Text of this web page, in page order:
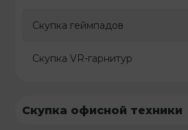
Скупка геймпадов
Скупка VR-гарнитур
Скупка офисной техники